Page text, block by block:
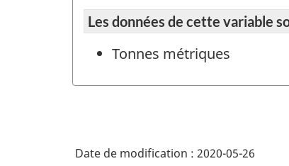
Les données de cette variable
Tonnes métriques
Date de modification : 2020-05-26